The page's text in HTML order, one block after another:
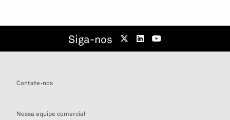
Siga-nos
Contate-nos
Nossa equipe comercial